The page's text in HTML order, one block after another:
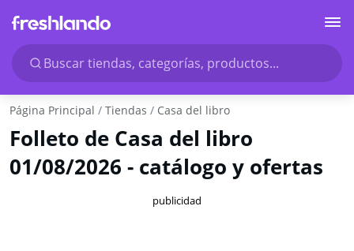
Buscar tiendas, categorías, productos...
Página Principal Tiendas Casa del libro
Folleto de Casa del libro
01/08/2026 - catálogo y ofertas
publicidad